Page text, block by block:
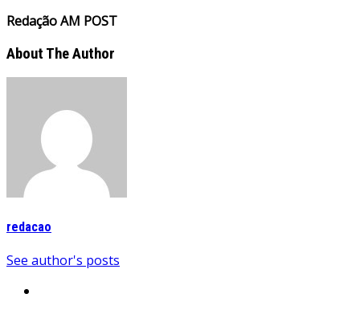
Redação AM POST
About The Author
redacao
See author's posts